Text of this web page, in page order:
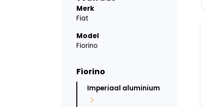
Merk
Fiat
Model
Fiorino
Fiorino
Imperiaal aluminium